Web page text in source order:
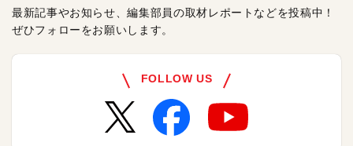
最新記事やお知らせ、編集部員の取材レポートなどを投稿中！
ぜひフォローをお願いします。
FOLLOW US